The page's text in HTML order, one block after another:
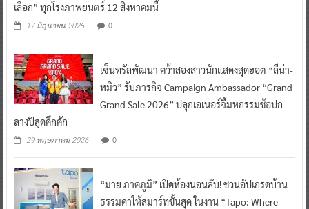
เลือก” ทุกโรงภาพยนตร์ 12 สิงหาคมนี้
17 มิถุนายน 2026 0
เซ็นทรัลพัฒนา คว้าสองสาวนักแสดงสุดฮอต “ลีน่า-
หมิว” รับภารกิจ Campaign Ambassador “Grand
Grand Sale 2026” ปลุกเอเนอร์จี้มหกรรมช้อปก
ลางปีสุดคึกคัก
29 พฤษภาคม 2026 0
“มาย ภาคภูมิ” เปิดห้องนอนลับ! ชวนอัปเกรดบ้าน
ธรรมดาให้สมาร์ทขั้นสุด ในงาน “Tapo: Where